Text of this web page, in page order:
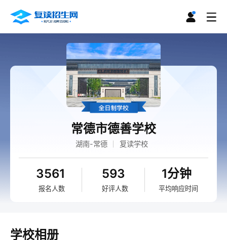
常德市德善学校
湖南-常德 复读学校
3561
报名人数
593
好评人数
1分钟
平均响应时间
学校相册